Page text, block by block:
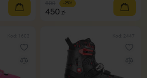
-25%
450 zł